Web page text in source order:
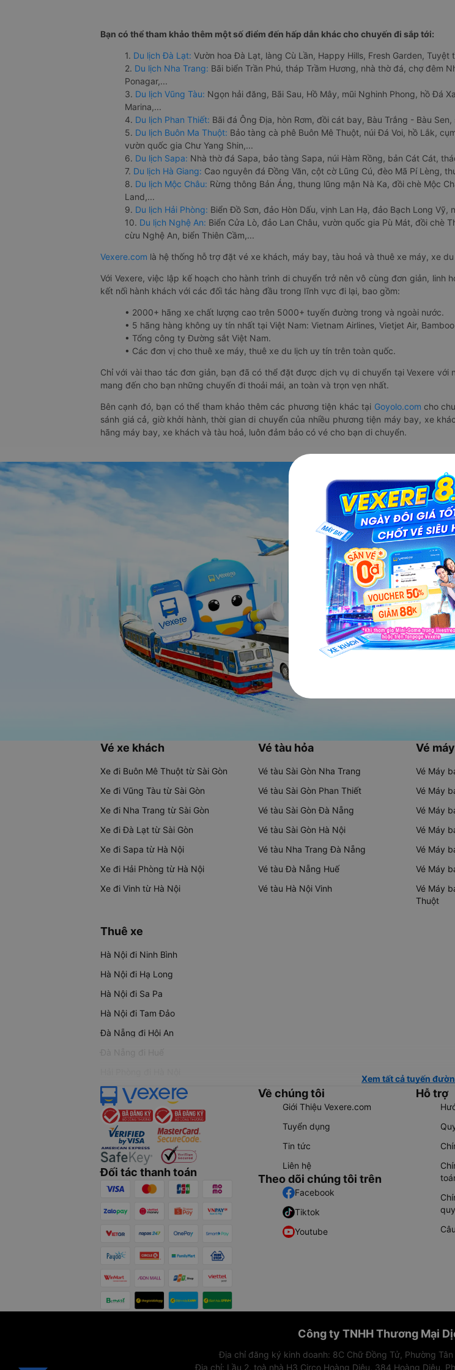
Bạn có thể tham khảo thêm một số điểm đến hấp dẫn khác cho chuyến đi sắp tới:
1. Du lịch Đà Lạt: Vườn hoa Đà Lạt, làng Cù Lần, Happy Hills, Fresh Garden,
2. Du lịch Nha Trang: Bãi biển Trần Phú, tháp Trầm Hương, nhà thờ đá, chợ đêm
Ponagar,...
3. Du lịch Vũng Tàu: Ngọn hải đăng, Bãi Sau, Hồ Mây, mũi Nghinh Phong, hồ Đá
Marina,...
4. Du lịch Phan Thiết: Bãi đá Ông Địa, hòn Rơm, đồi cát bay, Bàu Trắng - Bàu
5. Du lịch Buôn Ma Thuột: Bảo tàng cà phê Buôn Mê Thuột, núi Đá Voi, hồ Lắk,
vườn quốc gia Chư Yang Shin,...
6. Du lịch Sapa: Nhà thờ đá Sapa, bảo tàng Sapa, núi Hàm Rồng, bản Cát Cát,
7. Du lịch Hà Giang: Cao nguyên đá Đồng Văn, cột cờ Lũng Cú, đèo Mã Pí Lèng,
8. Du lịch Mộc Châu: Rừng thông Bản Áng, thung lũng mận Nà Ka, đồi chè Mộc
Land,...
9. Du lịch Hải Phòng: Biển Đồ Sơn, đảo Hòn Dấu, vịnh Lan Hạ, đảo Bạch Long Vỹ,
10. Du lịch Nghệ An: Biển Cửa Lò, đảo Lan Châu, vườn quốc gia Pù Mát, đồi chè
cừu Nghệ An, biển Thiên Cầm,...
Vexere.com là hệ thống hỗ trợ đặt vé xe khách, máy bay, tàu hoả và thuê xe máy, xe
Với Vexere, việc lập kế hoạch cho hành trình di chuyển trở nên vô cùng đơn giản, linh
kết nối hành khách với các đối tác hàng đầu trong lĩnh vực đi lại, bao gồm:
• 2000+ hãng xe chất lượng cao trên 5000+ tuyến đường trong và ngoài nước.
• 5 hãng hàng không uy tín nhất tại Việt Nam: Vietnam Airlines, Vietjet Air,
• Tổng công ty Đường sắt Việt Nam.
• Các đơn vị cho thuê xe máy, thuê xe du lịch uy tín trên toàn quốc.
Chỉ với vài thao tác đơn giản, bạn đã có thể đặt được dịch vụ di chuyển tại Vexere với
mang đến cho bạn những chuyến đi thoải mái, an toàn và trọn vẹn nhất.
Bên cạnh đó, bạn có thể tham khảo thêm các phương tiện khác tại Goyolo.com cho
sánh giá cả, giờ khởi hành, thời gian di chuyển của nhiều phương tiện máy bay, xe
hãng máy bay, xe khách và tàu hoả, luôn đảm bảo có vé cho bạn di chuyển.
Ứng
Vexere -
cao,
vụ thuê
Ứng
người
chóng và
Tải ứng
Vé xe khách
Xe đi Buôn Mê Thuột từ Sài Gòn
Xe đi Vũng Tàu từ Sài Gòn
Xe đi Nha Trang từ Sài Gòn
Xe đi Đà Lạt từ Sài Gòn
Xe đi Sapa từ Hà Nội
Xe đi Hải Phòng từ Hà Nội
Xe đi Vinh từ Hà Nội
Vé tàu hỏa
Vé tàu Sài Gòn Nha Trang
Vé tàu Sài Gòn Phan Thiết
Vé tàu Sài Gòn Đà Nẵng
Vé tàu Sài Gòn Hà Nội
Vé tàu Nha Trang Đà Nẵng
Vé tàu Đà Nẵng Huế
Vé tàu Hà Nội Vinh
Vé
Vé Máy
Vé Máy
Vé Máy
Vé Máy
Vé Máy
Vé Máy
Vé Máy
Thuột
Thuê xe
Hà Nội đi Ninh Bình
Hà Nội đi Hạ Long
Hà Nội đi Sa Pa
Hà Nội đi Tam Đảo
Đà Nẵng đi Hội An
Đà Nẵng đi Huế
Xem tất cả tuyến
Đối tác thanh toán
Về chúng tôi
Giới Thiệu Vexere.com
Tuyển dụng
Tin tức
Liên hệ
Theo dõi chúng tôi trên
Facebook
Tiktok
Youtube
Hỗ trợ
Công ty TNHH Thương Mại
Địa chỉ đăng ký kinh doanh: 8C Chữ Đồng Tử, Phường
Địa chỉ: Lầu 2, toà nhà H3 Circo Hoàng Diệu, 384 Hoàng Diệu,